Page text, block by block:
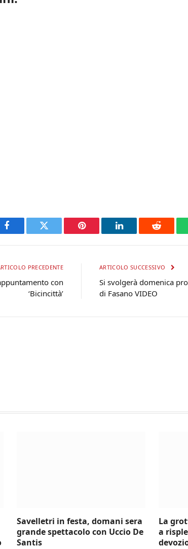
Facebook Twitter Pinterest LinkedIn Reddit
PRECEDENTE
con
‘Bicincittà’
ARTICOLO SUCCESSIVO
Si svolgerà domenica
di Fasano VIDEO
Savelletri in festa, domani sera
grande spettacolo con Uccio De
Santis
La
a